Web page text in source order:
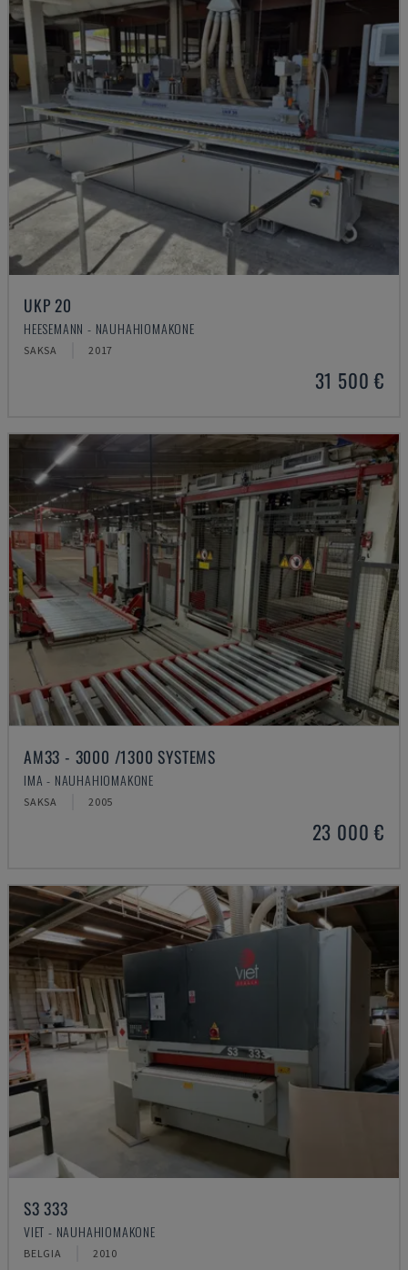
UKP 20
HEESEMANN - NAUHAHIOMAKONE
SAKSA 2017
31 500 €
AM33 - 3000 /1300 SYSTEMS
IMA - NAUHAHIOMAKONE
SAKSA 2005
23 000 €
S3 333
VIET - NAUHAHIOMAKONE
BELGIA 2010